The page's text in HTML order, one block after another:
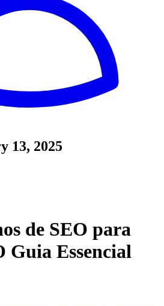
13, 2025
de SEO para
Guia Essencial